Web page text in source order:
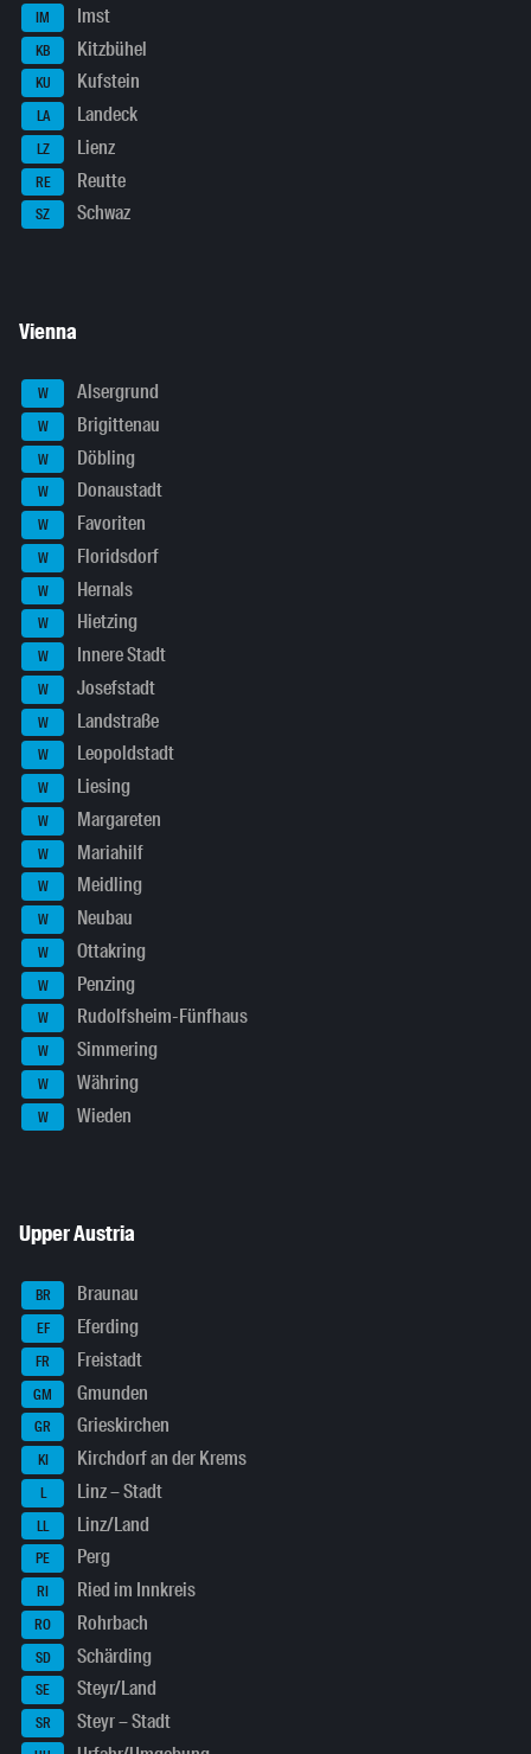
IM Imst
KB Kitzbühel
KU Kufstein
LA Landeck
LZ Lienz
RE Reutte
SZ Schwaz
Vienna
W Alsergrund
W Brigittenau
W Döbling
W Donaustadt
W Favoriten
W Floridsdorf
W Hernals
W Hietzing
W Innere Stadt
W Josefstadt
W Landstraße
W Leopoldstadt
W Liesing
W Margareten
W Mariahilf
W Meidling
W Neubau
W Ottakring
W Penzing
W Rudolfsheim-Fünfhaus
W Simmering
W Währing
W Wieden
Upper Austria
BR Braunau
EF Eferding
FR Freistadt
GM Gmunden
GR Grieskirchen
KI Kirchdorf an der Krems
L Linz – Stadt
LL Linz/Land
PE Perg
RI Ried im Innkreis
RO Rohrbach
SD Schärding
SE Steyr/Land
SR Steyr – Stadt